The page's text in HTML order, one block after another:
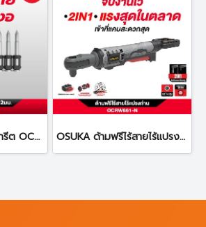
OSUKA ตะปูยิงคอนกรีต OCCN944-32 ทนทานต่อการกัดกร่อน OSUKA ด้ามฟรีไร้สายไร้แปรงถ่าน OCRW861